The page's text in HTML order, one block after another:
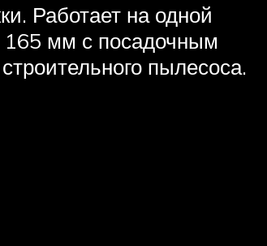
Работает на одной
165 мм с посадочным
пылесоса.